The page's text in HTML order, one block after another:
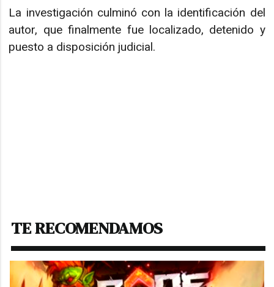
La investigación culminó con la identificación del
autor, que finalmente fue localizado, detenido y
puesto a disposición judicial.
TE RECOMENDAMOS